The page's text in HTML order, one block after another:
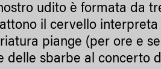
udito è formata da
il cervello interpreta
piange (per ore e
delle sbarbe al concerto